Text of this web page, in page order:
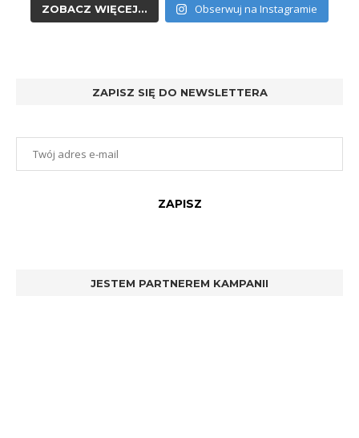
ZOBACZ WIĘCEJ... Obserwuj na Instagramie
ZAPISZ SIĘ DO NEWSLETTERA
JESTEM PARTNEREM KAMPANII